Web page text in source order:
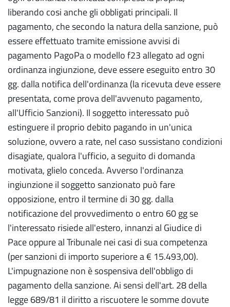
liberando cosi anche gli obbligati principali. Il
pagamento, che secondo la natura della sanzione, può
essere effettuato tramite emissione avvisi di
pagamento PagoPa o modello f23 allegato ad ogni
ordinanza ingiunzione, deve essere eseguito entro 30
gg. dalla notifica dell'ordinanza (la ricevuta deve essere
presentata, come prova dell'avvenuto pagamento,
all'Ufficio Sanzioni). Il soggetto interessato può
estinguere il proprio debito pagando in un'unica
soluzione, ovvero a rate, nel caso sussistano condizioni
disagiate, qualora l'ufficio, a seguito di domanda
motivata, glielo conceda. Avverso l'ordinanza
ingiunzione il soggetto sanzionato può fare
opposizione, entro il termine di 30 gg. dalla
notificazione del provvedimento o entro 60 gg se
l'interessato risiede all'estero, innanzi al Giudice di
Pace oppure al Tribunale nei casi di sua competenza
(per sanzioni di importo superiore a € 15.493,00).
L'impugnazione non è sospensiva dell'obbligo di
pagamento della sanzione. Ai sensi dell'art. 28 della
legge 689/81 il diritto a riscuotere le somme dovute